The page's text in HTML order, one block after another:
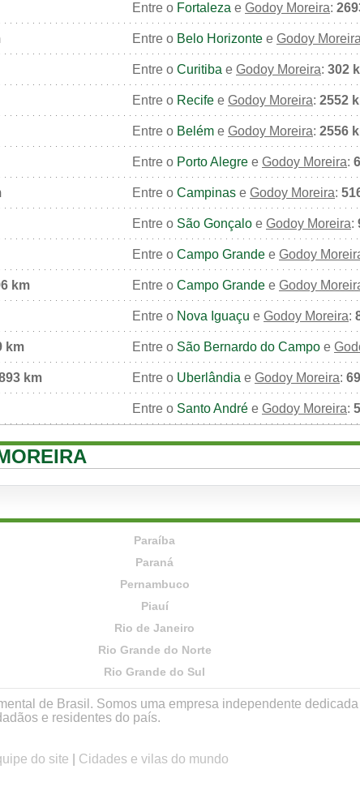
Entre o Fortaleza e Godoy Moreira:
Entre o Belo Horizonte e Godoy Moreira
Entre o Curitiba e Godoy Moreira: 302
Entre o Recife e Godoy Moreira: 2552
Entre o Belém e Godoy Moreira: 2556
Entre o Porto Alegre e Godoy Moreira:
Entre o Campinas e Godoy Moreira:
Entre o São Gonçalo e Godoy Moreira:
Entre o Campo Grande e Godoy
km Entre o Campo Grande e Godoy
Entre o Nova Iguaçu e Godoy Moreira:
km Entre o São Bernardo do Campo e
km Entre o Uberlândia e Godoy Moreira:
Entre o Santo André e Godoy Moreira:
Paraíba
Paraná
Pernambuco
Piauí
Rio de Janeiro
Rio Grande do Norte
Rio Grande do Sul
de Brasil. Somos uma empresa independente
e residentes do país.
do site Cidades e vilas do mundo